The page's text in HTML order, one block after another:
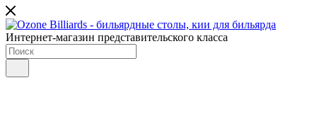
Интернет-магазин представительского класса